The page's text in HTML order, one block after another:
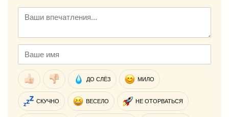
ДО СЛЁЗ МИЛО
СКУЧНО ВЕСЕЛО НЕ ОТОРВАТЬСЯ